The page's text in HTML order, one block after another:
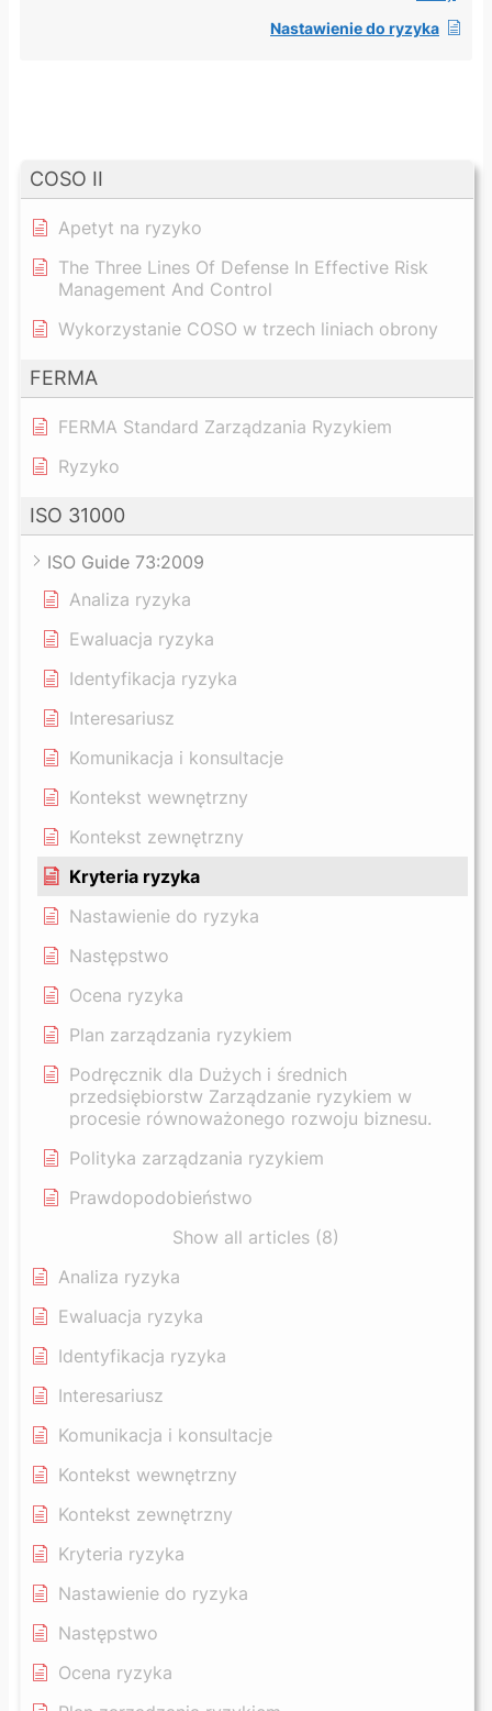
COSO II
Apetyt na ryzyko
The Three Lines Of Defense In Effective Risk
Management And Control
Wykorzystanie COSO w trzech liniach obrony
FERMA
FERMA Standard Zarządzania Ryzykiem
Ryzyko
ISO 31000
ISO Guide 73:2009
Analiza ryzyka
Ewaluacja ryzyka
Identyfikacja ryzyka
Interesariusz
Komunikacja i konsultacje
Kontekst wewnętrzny
Kontekst zewnętrzny
Kryteria ryzyka
Nastawienie do ryzyka
Następstwo
Ocena ryzyka
Plan zarządzania ryzykiem
Podręcznik dla Dużych i średnich
przedsiębiorstw Zarządzanie ryzykiem w
procesie równoważonego rozwoju biznesu.
Polityka zarządzania ryzykiem
Prawdopodobieństwo
Show all articles (8)
Analiza ryzyka
Ewaluacja ryzyka
Identyfikacja ryzyka
Interesariusz
Komunikacja i konsultacje
Kontekst wewnętrzny
Kontekst zewnętrzny
Kryteria ryzyka
Nastawienie do ryzyka
Następstwo
Ocena ryzyka
Nastawienie do ryzyka